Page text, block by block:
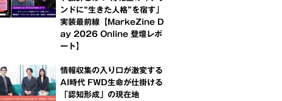
ンドに“生きた人格”を宿す」
実装最前線【MarkeZine D
ay 2026 Online 登壇レポ
ート】
情報収集の入り口が激変する
AI時代 FWD生命が仕掛ける
「認知形成」の現在地